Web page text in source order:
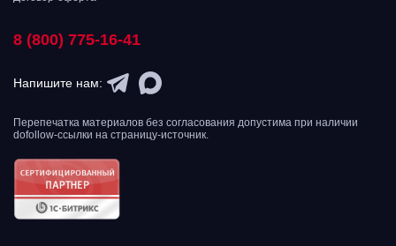
8 (800) 775-16-41
Напишите нам:
Перепечатка материалов без согласования допустима при наличии
dofollow-ссылки на страницу-источник.